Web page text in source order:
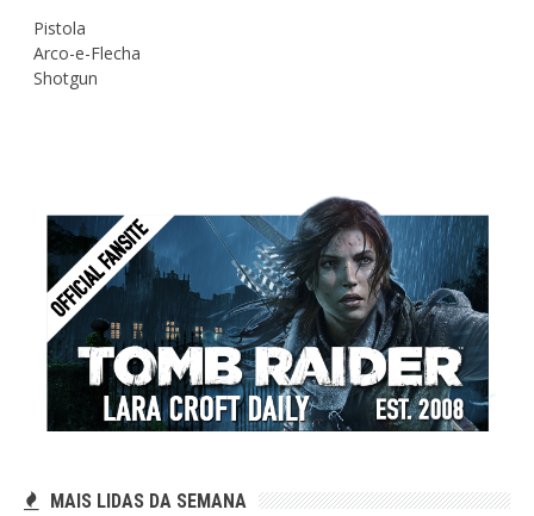
Pistola
Arco-e-Flecha
Shotgun
MAIS LIDAS DA SEMANA